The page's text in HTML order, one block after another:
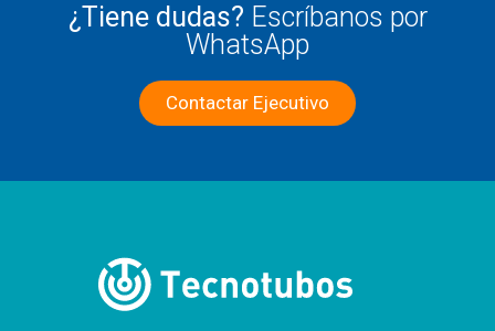
¿Tiene dudas? Escríbanos por
WhatsApp
Contactar Ejecutivo